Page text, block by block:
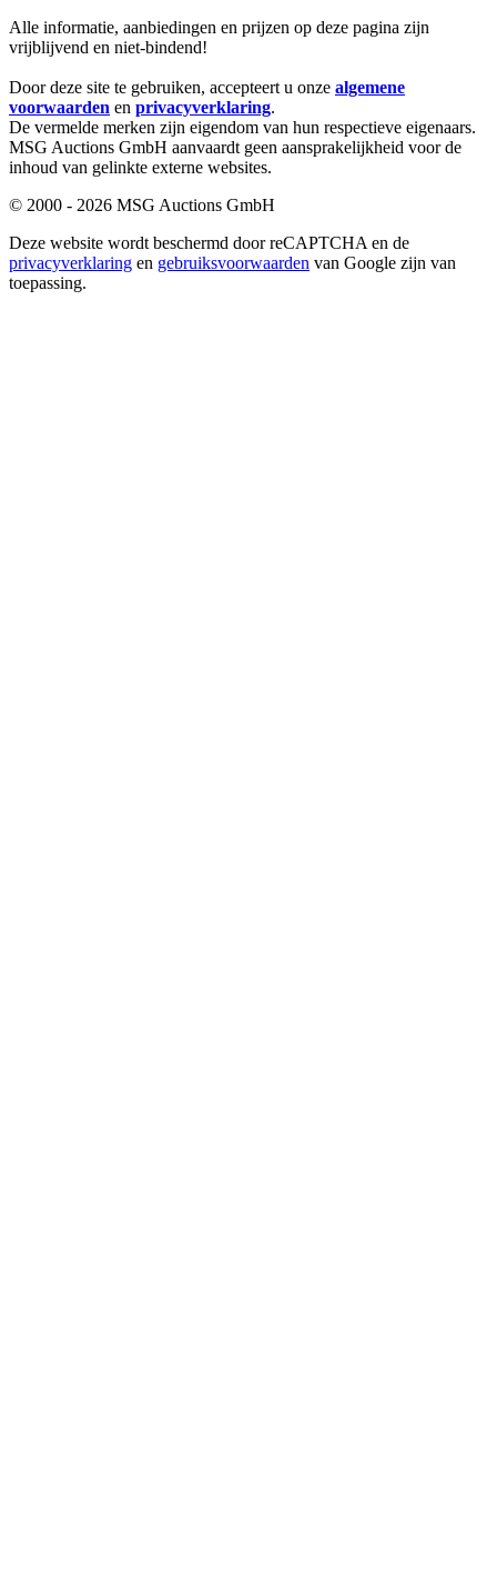
Alle informatie, aanbiedingen en prijzen op deze pagina zijn
vrijblijvend en niet-bindend!
Door deze site te gebruiken, accepteert u onze algemene
voorwaarden en privacyverklaring.
De vermelde merken zijn eigendom van hun respectieve eigenaars.
MSG Auctions GmbH aanvaardt geen aansprakelijkheid voor de
inhoud van gelinkte externe websites.
© 2000 - 2026 MSG Auctions GmbH
Deze website wordt beschermd door reCAPTCHA en de
privacyverklaring en gebruiksvoorwaarden van Google zijn van
toepassing.